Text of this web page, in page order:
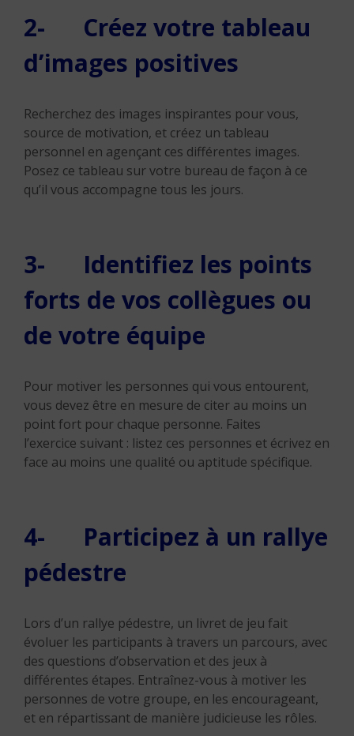
2- Créez votre tableau
d’images positives
Recherchez des images inspirantes pour vous,
source de motivation, et créez un tableau
personnel en agençant ces différentes images.
Posez ce tableau sur votre bureau de façon à ce
qu’il vous accompagne tous les jours.
3- Identifiez les points
forts de vos collègues ou
de votre équipe
Pour motiver les personnes qui vous entourent,
vous devez être en mesure de citer au moins un
point fort pour chaque personne. Faites
l’exercice suivant : listez ces personnes et écrivez en
face au moins une qualité ou aptitude spécifique.
4- Participez à un rallye
pédestre
Lors d’un rallye pédestre, un livret de jeu fait
évoluer les participants à travers un parcours, avec
des questions d’observation et des jeux à
différentes étapes. Entraînez-vous à motiver les
personnes de votre groupe, en les encourageant,
et en répartissant de manière judicieuse les rôles.